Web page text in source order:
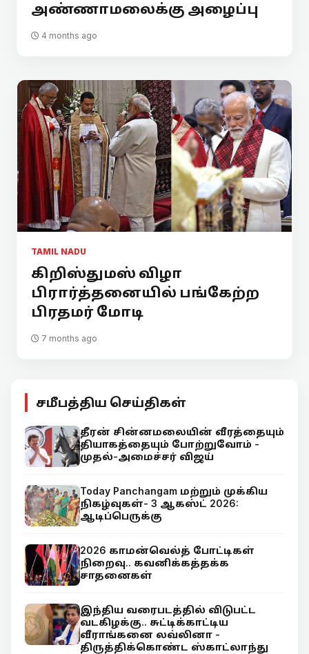
அண்ணாமலைக்கு அழைப்பு
4 months ago
TAMIL NADU
கிறிஸ்துமஸ் விழா
பிரார்த்தனையில் பங்கேற்ற
பிரதமர் மோடி
7 months ago
சமீபத்திய செய்திகள்
தீரன் சின்னமலையின் வீரத்தையும்
தியாகத்தையும் போற்றுவோம் -
முதல்-அமைச்சர் விஜய்
Today Panchangam மற்றும் முக்கிய
நிகழ்வுகள்- 3 ஆகஸ்ட் 2026:
ஆடிப்பெருக்கு
2026 காமன்வெல்த் போட்டிகள்
நிறைவு.. கவனிக்கத்தக்க
சாதனைகள்
இந்திய வரைபடத்தில் விடுபட்ட
வடகிழக்கு.. சுட்டிக்காட்டிய
வீராங்கனை லவ்லினா -
திருத்திக்கொண்ட ஸ்காட்லாந்து